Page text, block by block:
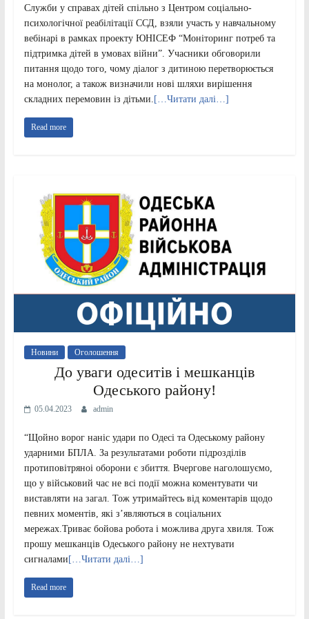
Служби у справах дітей спільно з Центром соціально-
психологічної реабілітації ССД, взяли участь у навчальному
вебінарі в рамках проекту ЮНІСЕФ “Моніторинг потреб та
підтримка дітей в умовах війни”. Учасники обговорили
питання щодо того, чому діалог з дитиною перетворюється
на монолог, а також визначили нові шляхи вирішення
складних перемовин із дітьми. […Читати далі…]
Read more
Новини Оголошення
До уваги одеситів і мешканців
Одеського району!
05.04.2023 admin
“Щойно ворог наніс удари по Одесі та Одеському району
ударними БПЛА. За результатами роботи підрозділів
протиповітряноі оборони є збиття. Вчергове наголошуємо,
що у військовий час не всі події можна коментувати чи
виставляти на загал. Тож утримайтесь від коментарів щодо
певних моментів, які з’являються в соціальних
мережах.Триває бойова робота і можлива друга хвиля. Тож
прошу мешканців Одеського району не нехтувати
сигналами[…Читати далі…]
Read more